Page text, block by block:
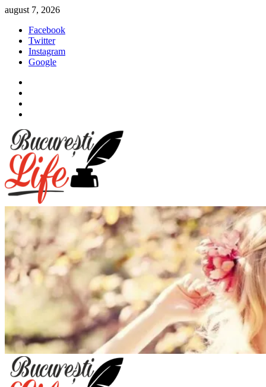
Sari
conținut
august 7, 2026
Facebook
Twitter
Instagram
Google
Meniu
principal